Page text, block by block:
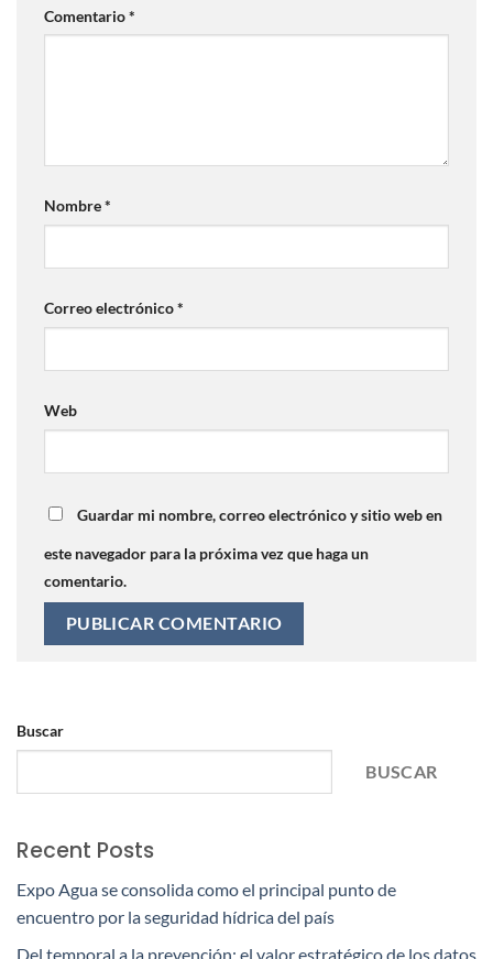
Comentario*
Nombre*
Correo electrónico*
Web
Guardar mi nombre, correo electrónico y sitio web en
este navegador para la próxima vez que haga un
comentario.
Buscar
BUSCAR
Recent Posts
Expo Agua se consolida como el principal punto de
encuentro por la seguridad hídrica del país
Del temporal a la prevención: el valor estratégico de los datos